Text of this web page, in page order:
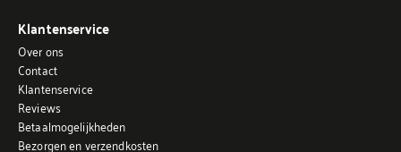
Klantenservice
Over ons
Contact
Klantenservice
Reviews
Betaalmogelijkheden
Bezorgen en verzendkosten